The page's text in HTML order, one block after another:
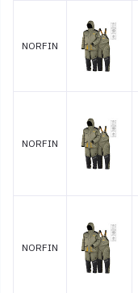
NORFIN
NORFIN
NORFIN